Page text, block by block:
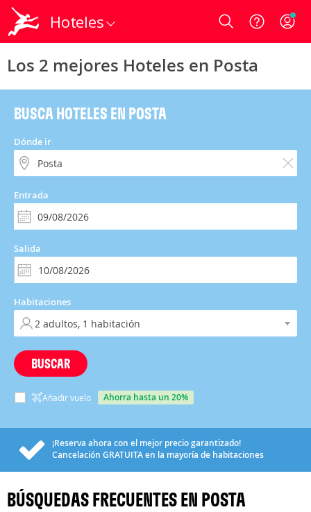
Hoteles Login
Los 2 mejores Hoteles en Posta
BUSCA HOTELES EN POSTA
Dónde ir
Entrada
Salida
Habitaciones
BUSCAR
Añadir vuelo ahorra hasta un 20%
¡Reserva ahora con el mejor precio garantizado!
Cancelación GRATUITAen la mayoría de habitaciones
BÚSQUEDAS FRECUENTES EN POSTA